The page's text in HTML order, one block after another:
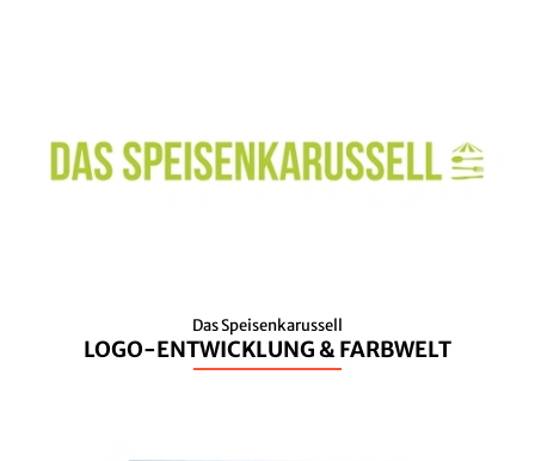
Das Speisenkarussell
LOGO-ENTWICKLUNG & FARBWELT